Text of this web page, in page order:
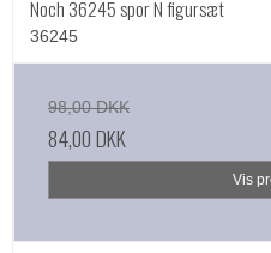
Noch 36245 spor N figursæt
36245
98,00 DKK
84,00 DKK
Vis